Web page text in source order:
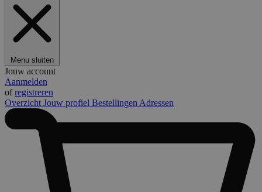
Menu sluiten
Jouw account
Aanmelden
ofregistreren
Overzicht Jouw profiel Bestellingen Adressen